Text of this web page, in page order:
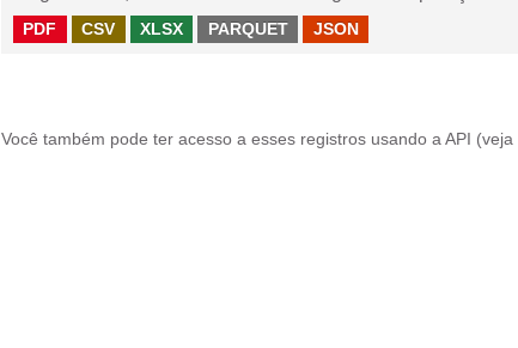
PDF CSV XLSX PARQUET JSON
Você também pode ter acesso a esses registros usando a API (veja